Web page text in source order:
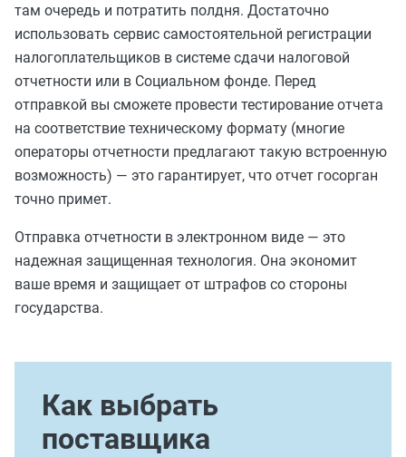
там очередь и потратить полдня. Достаточно
использовать сервис самостоятельной регистрации
налогоплательщиков в системе сдачи налоговой
отчетности или в Социальном фонде. Перед
отправкой вы сможете провести тестирование отчета
на соответствие техническому формату (многие
операторы отчетности предлагают такую встроенную
возможность) — это гарантирует, что отчет госорган
точно примет.
Отправка отчетности в электронном виде — это
надежная защищенная технология. Она экономит
ваше время и защищает от штрафов со стороны
государства.
Как выбрать
поставщика